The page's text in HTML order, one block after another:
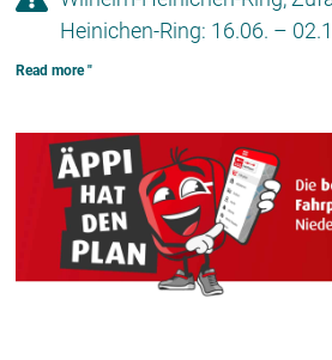
Heinichen-Ring: 16.06. –
Read more "